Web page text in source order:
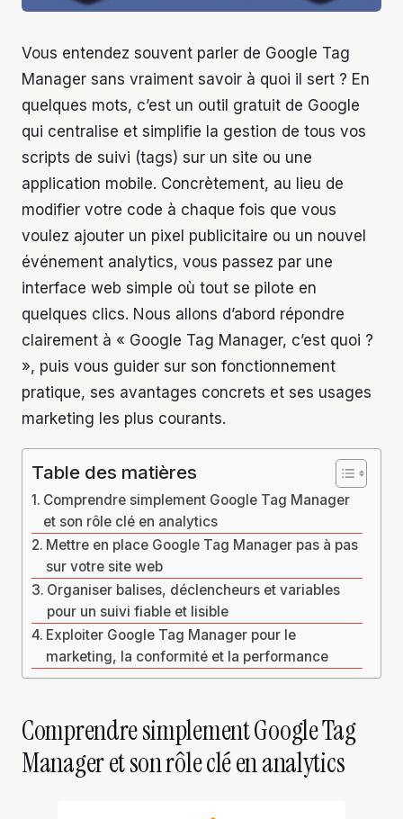
Vous entendez souvent parler de Google Tag
Manager sans vraiment savoir à quoi il sert ? En
quelques mots, c’est un outil gratuit de Google
qui centralise et simplifie la gestion de tous vos
scripts de suivi (tags) sur un site ou une
application mobile. Concrètement, au lieu de
modifier votre code à chaque fois que vous
voulez ajouter un pixel publicitaire ou un nouvel
événement analytics, vous passez par une
interface web simple où tout se pilote en
quelques clics. Nous allons d’abord répondre
clairement à « Google Tag Manager, c’est quoi ?
», puis vous guider sur son fonctionnement
pratique, ses avantages concrets et ses usages
marketing les plus courants.
Table des matières
Comprendre simplement Google Tag Manager
et son rôle clé en analytics
Mettre en place Google Tag Manager pas à pas
sur votre site web
Organiser balises, déclencheurs et variables
pour un suivi fiable et lisible
Exploiter Google Tag Manager pour le
marketing, la conformité et la performance
Comprendre simplement Google Tag
Manager et son rôle clé en analytics